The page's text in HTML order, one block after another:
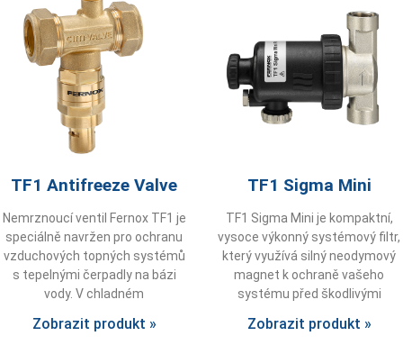
TF1 Antifreeze Valve
Nemrznoucí ventil Fernox TF1 je
speciálně navržen pro ochranu
vzduchových topných systémů
s tepelnými čerpadly na bázi
vody. V chladném
Zobrazit produkt »
TF1 Sigma Mini
TF1 Sigma Mini je kompaktní,
vysoce výkonný systémový filtr,
který využívá silný neodymový
magnet k ochraně vašeho
systému před škodlivými
Zobrazit produkt »